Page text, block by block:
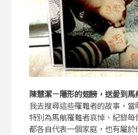
陳慧潔－隱形的翅膀，送愛到馬
我去搜尋這些罹難者的故事，當
特別為馬航罹難者哀悼、紀錄每
都各自代表一個家庭，也有屬於